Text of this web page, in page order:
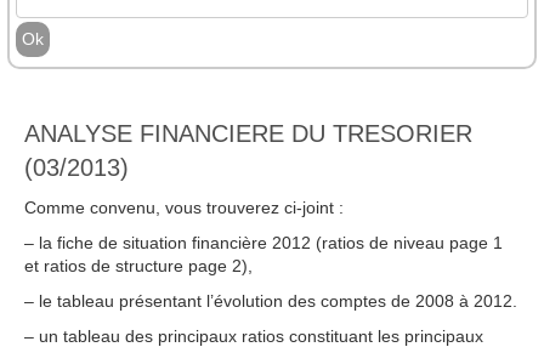
ANALYSE FINANCIERE DU TRESORIER
(03/2013)
Comme convenu, vous trouverez ci-joint :
– la fiche de situation financière 2012 (ratios de niveau page 1
et ratios de structure page 2),
– le tableau présentant l’évolution des comptes de 2008 à 2012.
– un tableau des principaux ratios constituant les principaux